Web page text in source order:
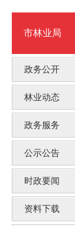
市林业局
政务公开
林业动态
政务服务
公示公告
时政要闻
资料下载